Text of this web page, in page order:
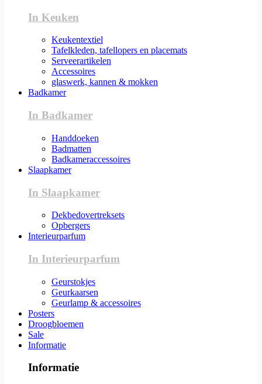
In Keuken
Keukentextiel
Tafelkleden, tafellopers en placemats
Serveerartikelen
Accessoires
glaswerk, kannen & mokken
Badkamer
In Badkamer
Handdoeken
Badmatten
Badkameraccessoires
Slaapkamer
In Slaapkamer
Dekbedovertreksets
Opbergers
Interieurparfum
In Interieurparfum
Geurstokjes
Geurkaarsen
Geurlamp & accessoires
Posters
Droogbloemen
Sale
Informatie
Informatie